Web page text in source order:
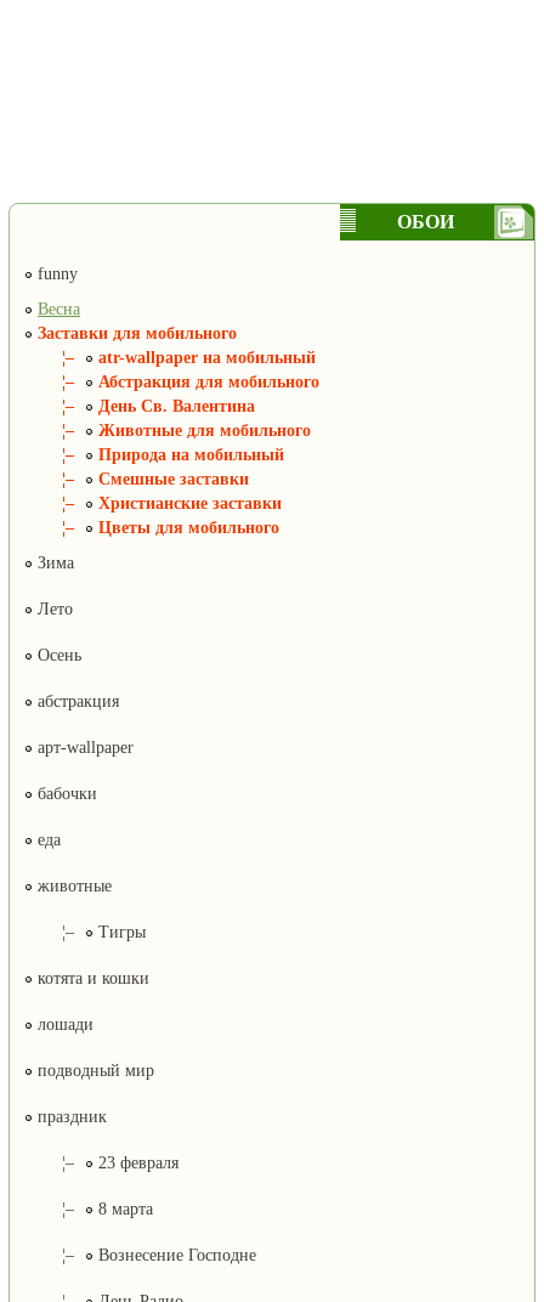
ОБОИ
funny
Весна
Заставки для мобильного
¦–
atr-wallpaper на мобильный
¦–
Абстракция для мобильного
¦–
День Св. Валентина
¦–
Животные для мобильного
¦–
Природа на мобильный
¦–
Смешные заставки
¦–
Христианские заставки
¦–
Цветы для мобильного
Зима
Лето
Осень
абстракция
арт-wallpaper
бабочки
еда
животные
¦– Тигры
котята и кошки
лошади
подводный мир
праздник
¦– 23 февраля
¦– 8 марта
¦– Вознесение Господне